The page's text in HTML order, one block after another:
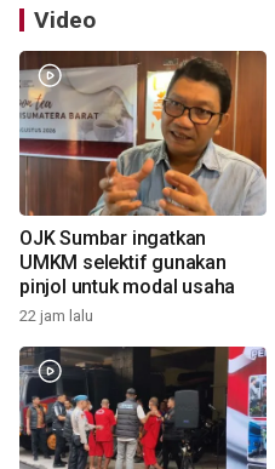
Video
OJK Sumbar ingatkan
UMKM selektif gunakan
pinjol untuk modal usaha
22 jam lalu